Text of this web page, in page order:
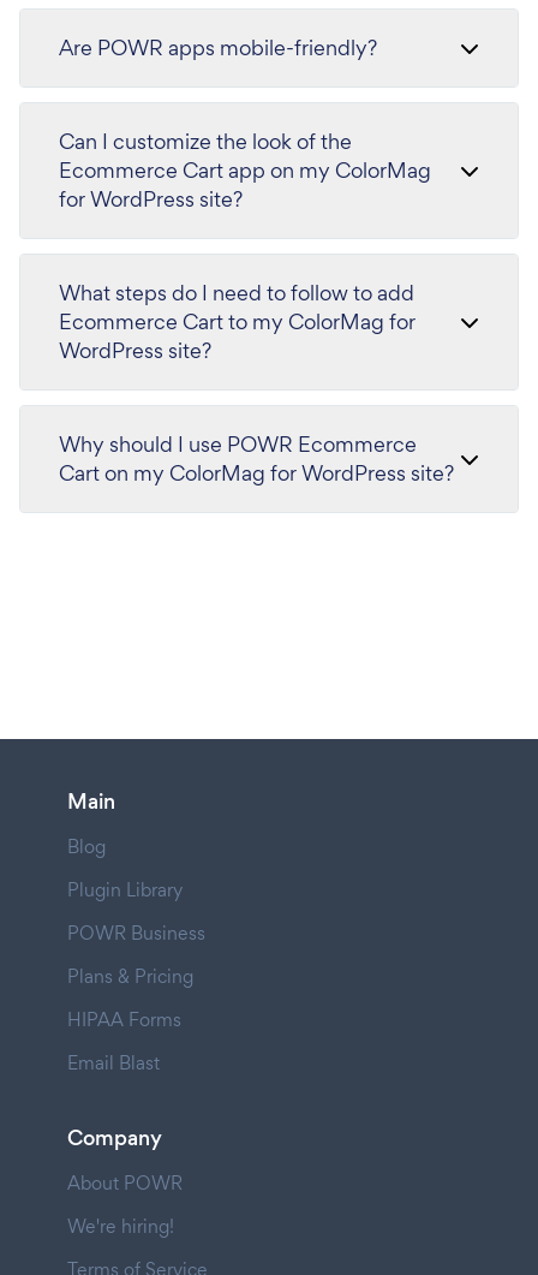
Are POWR apps mobile-friendly?
Can I customize the look of the
Ecommerce Cart app on my ColorMag
for WordPress site?
What steps do I need to follow to add
Ecommerce Cart to my ColorMag for
WordPress site?
Why should I use POWR Ecommerce
Cart on my ColorMag for WordPress site?
Main
Blog
Plugin Library
POWR Business
Plans & Pricing
HIPAA Forms
Email Blast
Company
About POWR
We're hiring!
Terms of Service